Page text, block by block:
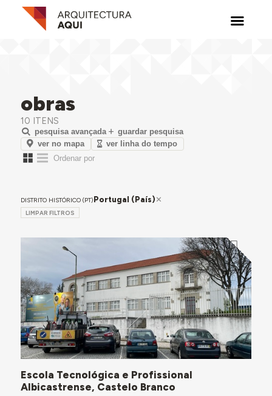
obras
10 ITENS
pesquisa avançada
guardar pesquisa
ver no mapa
ver linha do tempo
DISTRITO HISTÓRICO (PT)Portugal (País)
LIMPAR FILTROS
Escola Tecnológica e Profissional
Albicastrense, Castelo Branco